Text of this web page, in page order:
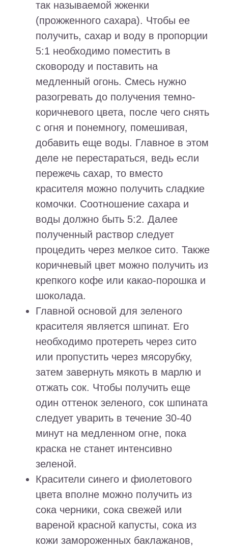
так называемой жженки
(прожженного сахара). Чтобы ее
получить, сахар и воду в пропорции
5:1 необходимо поместить в
сковороду и поставить на
медленный огонь. Смесь нужно
разогревать до получения темно-
коричневого цвета, после чего снять
с огня и понемногу, помешивая,
добавить еще воды. Главное в этом
деле не перестараться, ведь если
пережечь сахар, то вместо
красителя можно получить сладкие
комочки. Соотношение сахара и
воды должно быть 5:2. Далее
полученный раствор следует
процедить через мелкое сито. Также
коричневый цвет можно получить из
крепкого кофе или какао-порошка и
шоколада.
Главной основой для зеленого
красителя является шпинат. Его
необходимо протереть через сито
или пропустить через мясорубку,
затем завернуть мякоть в марлю и
отжать сок. Чтобы получить еще
один оттенок зеленого, сок шпината
следует уварить в течение 30-40
минут на медленном огне, пока
краска не станет интенсивно
зеленой.
Красители синего и фиолетового
цвета вполне можно получить из
сока черники, сока свежей или
вареной красной капусты, сока из
кожи замороженных баклажанов,